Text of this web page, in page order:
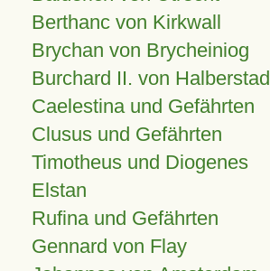
Berthanc von Kirkwall
Brychan von Brycheiniog
Burchard II. von
Caelestina und Gefährten
Clusus und Gefährten
Timotheus und Diogenes
Elstan
Rufina und Gefährten
Gennard von Flay